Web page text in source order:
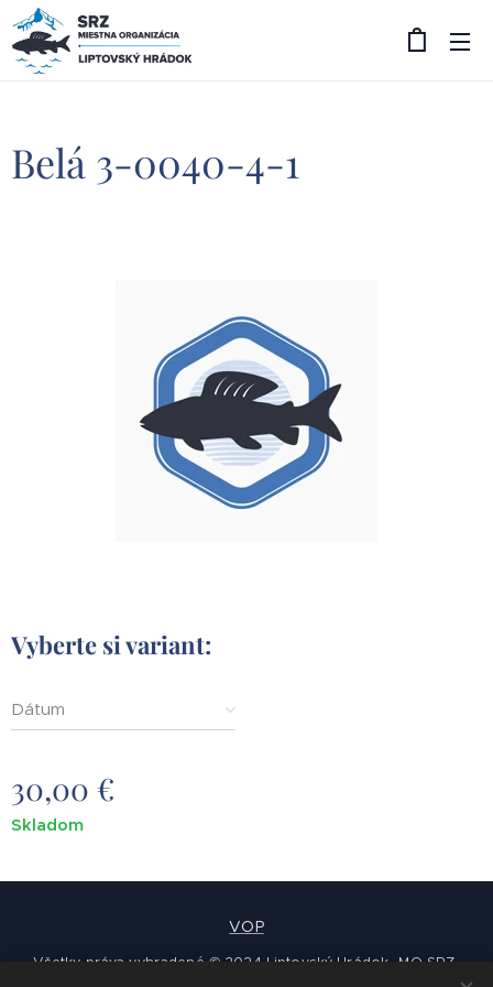
Belá 3-0040-4-1
Vyberte si variant:
Dátum
30,00 €
Skladom
VOP
Všetky práva vyhradené © 2024 Liptovský Hrádok -MO SRZ-